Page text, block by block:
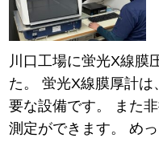
川口工場に蛍光X線膜
た。 蛍光X線膜厚計
要な設備です。 また
測定ができます。 め